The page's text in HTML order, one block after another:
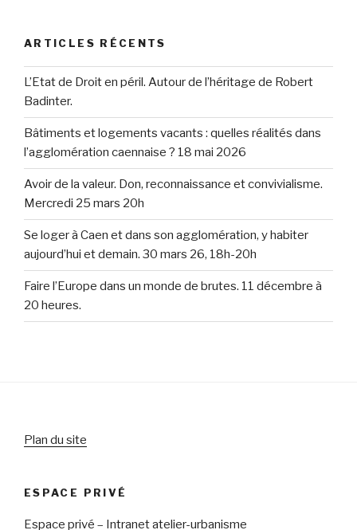
ARTICLES RÉCENTS
L’Etat de Droit en péril. Autour de l’héritage de Robert
Badinter.
Bâtiments et logements vacants : quelles réalités dans
l’agglomération caennaise ? 18 mai 2026
Avoir de la valeur. Don, reconnaissance et convivialisme.
Mercredi 25 mars 20h
Se loger à Caen et dans son agglomération, y habiter
aujourd’hui et demain. 30 mars 26, 18h-20h
Faire l’Europe dans un monde de brutes. 11 décembre à
20 heures.
Plan du site
ESPACE PRIVÉ
Espace privé – Intranet atelier-urbanisme